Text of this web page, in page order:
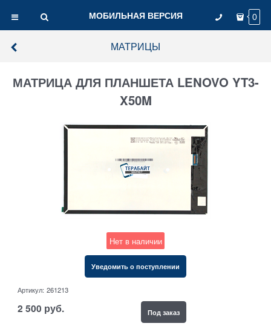
МОБИЛЬНАЯ ВЕРСИЯ 0
МАТРИЦЫ
МАТРИЦА ДЛЯ ПЛАНШЕТА LENOVO YT3-
X50M
Нет в наличии
Уведомить о поступлении
Артикул: 261213
2 500 руб. Под заказ